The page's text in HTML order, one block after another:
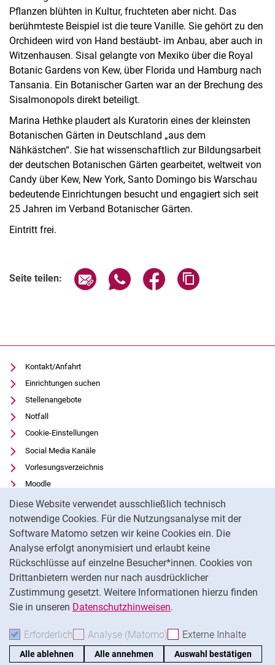
Diese Website verwendet ausschließlich technisch
notwendige Cookies. Für die Nutzungsanalyse mit der
Software Matomo setzen wir keine Cookies ein. Die
Analyse erfolgt anonymisiert und erlaubt keine
Rückschlüsse auf einzelne Besucher*innen. Cookies von
Drittanbietern werden nur nach ausdrücklicher
Zustimmung gesetzt. Weitere Informationen hierzu finden
Sie in unseren Datenschutzhinweisen.
Erforderlich Erforderliche Cookies akzeptieren
Analyse (Matomo) Analyse-Cookies
Externe Inhalte
Alle ablehnen Alle annehmen Auswahl bestätigen
Pflanzen blühten in Kultur, fruchteten aber nicht. Das
berühmteste Beispiel ist die teure Vanille. Sie gehört zu den
Orchideen wird von Hand bestäubt- im Anbau, aber auch in
Witzenhausen. Sisal gelangte von Mexiko über die Royal
Botanic Gardens von Kew, über Florida und Hamburg nach
Tansania. Ein Botanischer Garten war an der Brechung des
Sisalmonopols direkt beteiligt.
Marina Hethke plaudert als Kuratorin eines der kleinsten
Botanischen Gärten in Deutschland „aus dem
Nähkästchen“. Sie hat wissenschaftlich zur Bildungsarbeit
der deutschen Botanischen Gärten gearbeitet, weltweit von
Candy über Kew, New York, Santo Domingo bis Warschau
bedeutende Einrichtungen besucht und engagiert sich seit
25 Jahren im Verband Botanischer Gärten.
Eintritt frei.
Seite teilen: Seite über E-Mail teilen
Seite über WhatsApp teilen
Seite über Facebook
Kontakt/Anfahrt
Einrichtungen suchen
Stellenangebote
Notfall
Cookie-Einstellungen
Social Media Kanäle
Vorlesungsverzeichnis
Moodle
Panopto
Universitätsbibliothek
Datenschutz
Barrierefreiheit
Transparenter KI-Einsatz